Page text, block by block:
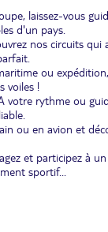
laissez-vous
d'un pays.
nos circuits
ou
voiles !
votre rythme ou
ou en avion et
et participez à
sportif...